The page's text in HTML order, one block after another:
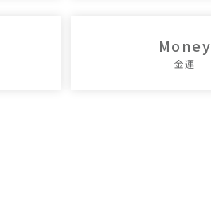
Money
金運